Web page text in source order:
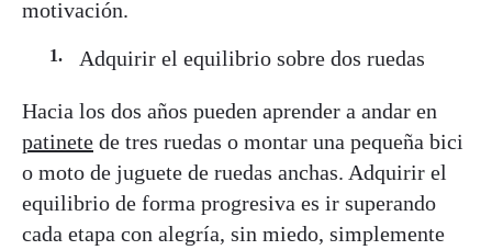
motivación.
Adquirir el equilibrio sobre dos ruedas
Hacia los dos años pueden aprender a andar en
patinete de tres ruedas o montar una pequeña bici
o moto de juguete de ruedas anchas. Adquirir el
equilibrio de forma progresiva es ir superando
cada etapa con alegría, sin miedo, simplemente